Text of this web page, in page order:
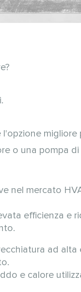
o una pompa di
nel mercato
efficienza e
ad
e calore